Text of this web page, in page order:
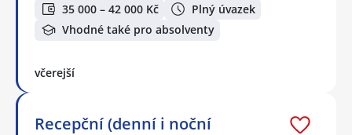
35 000 – 42 000 Kč
Plný úvazek
Vhodné také pro absolventy
včerejší
Recepční (denní i noční